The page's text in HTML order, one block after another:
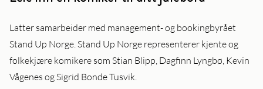
Latter samarbeider med management- og bookingbyrået
Stand Up Norge. Stand Up Norge representerer kjente og
folkekjære komikere som Stian Blipp, Dagfinn Lyngbø, Kevin
Vågenes og Sigrid Bonde Tusvik.